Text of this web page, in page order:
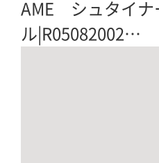
AME シュタイ
ル|R05082002…